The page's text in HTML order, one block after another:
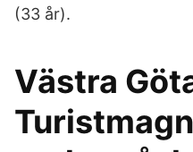
(33 år).
Västra